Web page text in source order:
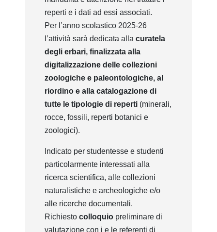
reperti e i dati ad essi associati.
Per l’anno scolastico 2025-26
l’attività sarà dedicata alla curatela
degli erbari, finalizzata alla
digitalizzazione delle collezioni
zoologiche e paleontologiche, al
riordino e alla catalogazione di
tutte le tipologie di reperti (minerali,
rocce, fossili, reperti botanici e
zoologici).
Indicato per studentesse e studenti
particolarmente interessati alla
ricerca scientifica, alle collezioni
naturalistiche e archeologiche e/o
alle ricerche documentali.
Richiesto colloquio preliminare di
valutazione con i e le referenti di